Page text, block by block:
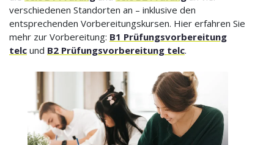
verschiedenen Standorten an – inklusive den
entsprechenden Vorbereitungskursen. Hier erfahren Sie
mehr zur Vorbereitung: B1 Prüfungsvorbereitung
telc und B2 Prüfungsvorbereitung telc.